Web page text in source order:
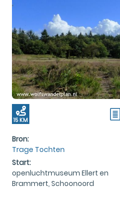
15 KM
Bron:
Trage Tochten
Start:
openluchtmuseum Ellert en
Brammert, Schoonoord